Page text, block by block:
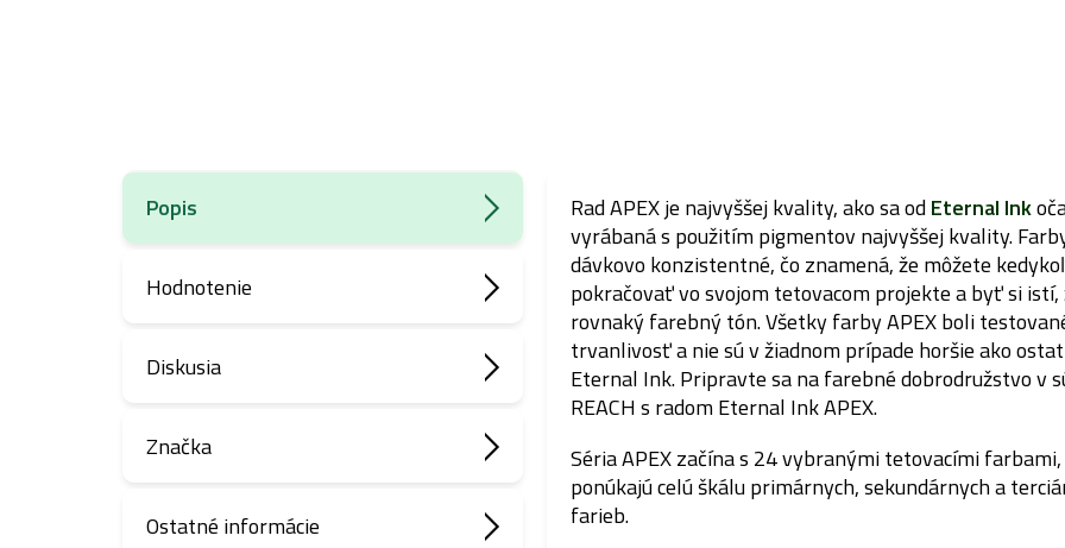
Popis
Hodnotenie
Diskusia
Značka
Ostatné informácie
Rad APEX je najvyššej kvality, ako sa odEternal Ink
vyrábaná s použitím pigmentov najvyššej kvality.
dávkovo konzistentné, čo znamená, že môžete
pokračovať vo svojom tetovacom projekte a byť si istí,
rovnaký farebný tón. Všetky farby APEX boli
trvanlivosť a nie sú v žiadnom prípade horšie ako
Eternal Ink. Pripravte sa na farebné dobrodružstvo v
REACH s radom Eternal Ink APEX.
Séria APEX začína s 24 vybranými tetovacími
ponúkajú celú škálu primárnych, sekundárnych a
farieb.